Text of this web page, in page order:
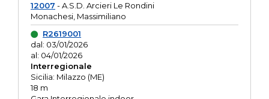
12007 - A.S.D. Arcieri Le Rondini
Monachesi, Massimiliano
R2619001
dal: 03/01/2026
al: 04/01/2026
Interregionale
Sicilia: Milazzo (ME)
18 m